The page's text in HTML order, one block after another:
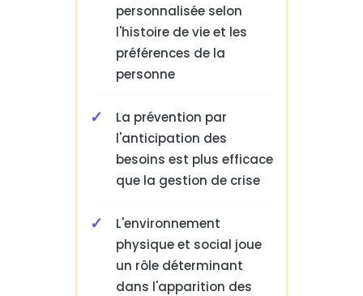
personnalisée selon
l'histoire de vie et les
préférences de la
personne
La prévention par
l'anticipation des
besoins est plus efficace
que la gestion de crise
L'environnement
physique et social joue
un rôle déterminant
dans l'apparition des